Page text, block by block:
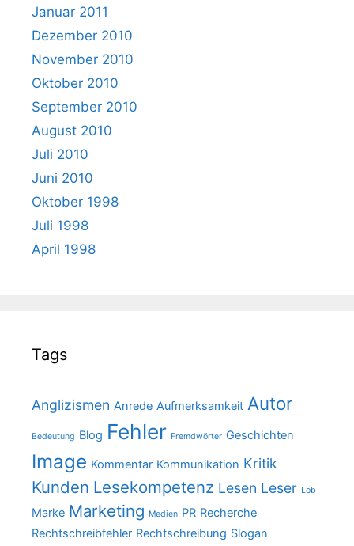
Januar 2011
Dezember 2010
November 2010
Oktober 2010
September 2010
August 2010
Juli 2010
Juni 2010
Oktober 1998
Juli 1998
April 1998
Tags
Anglizismen Anrede Aufmerksamkeit Autor
Bedeutung Blog Fehler Fremdwörter Geschichten
Image Kommentar Kommunikation Kritik
Kunden Lesekompetenz Lesen Leser Lob
Marke Marketing Medien PR Recherche
Rechtschreibfehler Rechtschreibung Slogan